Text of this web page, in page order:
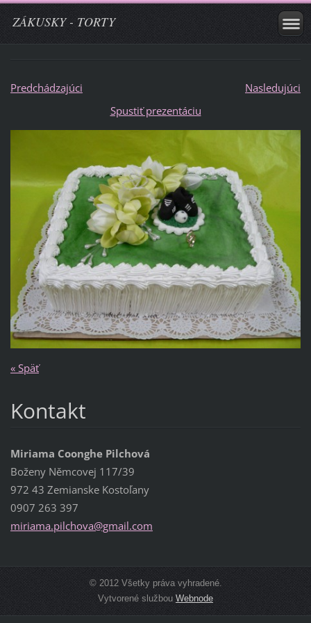
ZÁKUSKY - TORTY
Predchádzajúci
Nasledujúci
Spustiť prezentáciu
« Späť
Kontakt
Miriama Coonghe Pilchová
Boženy Němcovej 117/39
972 43 Zemianske Kostoľany
0907 263 397
miriama.pilchova@gmail.com
© 2012 Všetky práva vyhradené.
Vytvorené službouWebnode